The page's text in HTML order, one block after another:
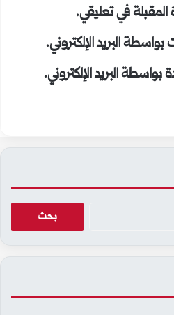
في تعليقي.
بواسطة البريد الإلكتروني.
بواسطة البريد الإلكتروني.